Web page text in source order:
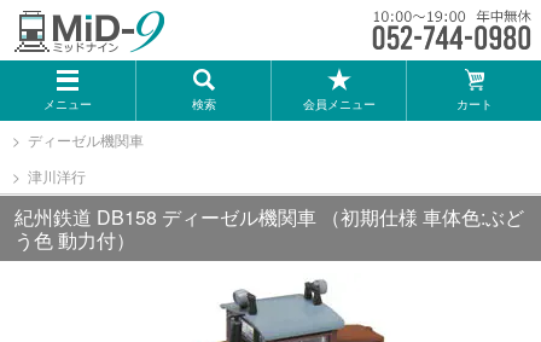
メニュー 検索 会員メニュー カート
メーカー一覧
TOMIX
KATO
GREENMAX
ディーゼル機関車
津川洋行
紀州鉄道 DB158 ディーゼル機関車 （初期仕様 車体色:ぶど
う色 動力付）